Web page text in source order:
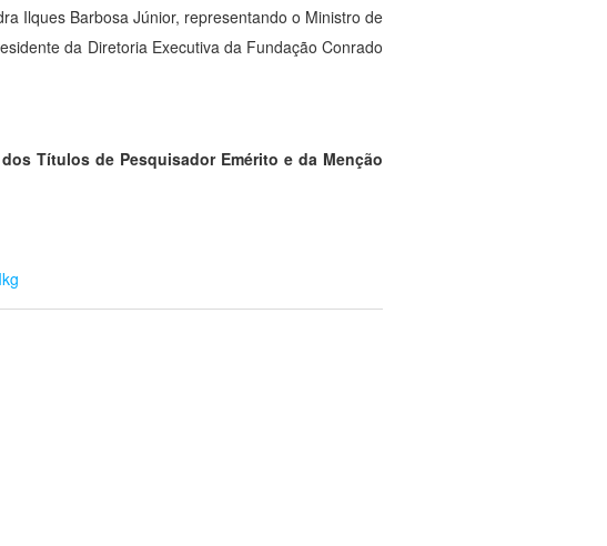
Ilques Barbosa Júnior, representando o Ministro de
da Diretoria Executiva da Fundação Conrado
Títulos de Pesquisador Emérito e da Menção